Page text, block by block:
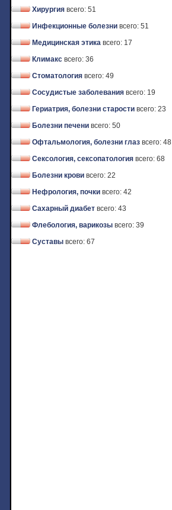
Хирургия всего: 51
Инфекционные болезни всего: 51
Медицинская этика всего: 17
Климакс всего: 36
Стоматология всего: 49
Сосудистые заболевания всего: 19
Гериатрия, болезни старости всего: 23
Болезни печени всего: 50
Офтальмология, болезни глаз всего: 48
Сексология, сексопатология всего: 68
Болезни крови всего: 22
Нефрология, почки всего: 42
Сахарный диабет всего: 43
Флебология, варикозы всего: 39
Суставы всего: 67